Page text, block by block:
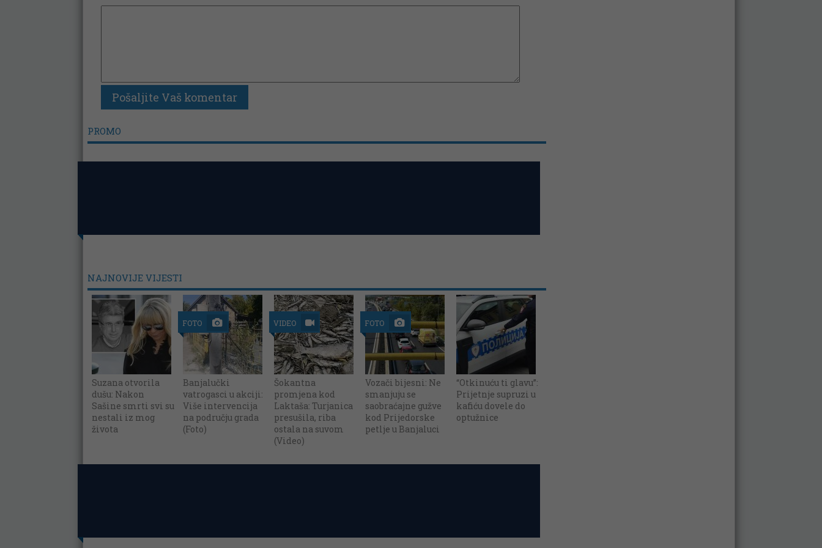
PROMO
NAJNOVIJE VIJESTI
Suzana otvorila
dušu: Nakon
Sašine smrti svi su
nestali iz mog
života
FOTO
Banjalučki
vatrogasci u akciji:
Više intervencija
na području grada
(Foto)
VIDEO
Šokantna
promjena kod
Laktaša: Turjanica
presušila, riba
ostala na suvom
(Video)
FOTO
Vozači bijesni: Ne
smanjuju se
saobraćajne gužve
kod Prijedorske
petlje u Banjaluci
“Otkinuću ti glavu”:
Prijetnje supruzi u
kafiću dovele do
optužnice